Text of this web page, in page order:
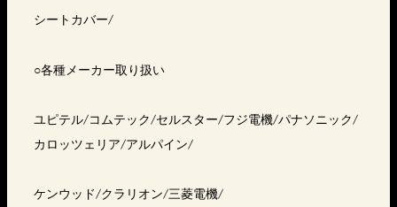
シートカバー/
○各種メーカー取り扱い
ユピテル/コムテック/セルスター/フジ電機/パナソニック/
カロッツェリア/アルパイン/
ケンウッド/クラリオン/三菱電機/